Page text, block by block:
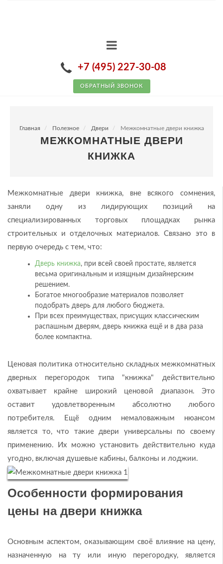
+7 (495) 227-30-08
ОБРАТНЫЙ ЗВОНОК
Главная Полезное Двери Межкомнатные двери книжка
МЕЖКОМНАТНЫЕ ДВЕРИ
КНИЖКА
Межкомнатные двери книжка, вне всякого сомнения,
заняли одну из лидирующих позиций на
специализированных торговых площадках рынка
строительных и отделочных материалов. Связано это в
первую очередь с тем, что:
Дверь книжка, при всей своей простате, является
весьма оригинальным и изящным дизайнерским
решением.
Богатое многообразие материалов позволяет
подобрать дверь для любого бюджета.
При всех преимуществах, присущих классическим
распашным дверям, дверь книжка ещё и в два раза
более компактна.
Ценовая политика относительно складных межкомнатных
дверных перегородок типа "книжка" действительно
охватывает крайне широкий ценовой диапазон. Это
оставит удовлетворенным абсолютно любого
потребителя. Ещё одним немаловажным нюансом
является то, что такие двери универсальны по своему
применению. Их можно установить действительно куда
угодно, включая душевые кабины, балконы и лоджии.
Особенности формирования
цены на двери книжка
Основным аспектом, оказывающим своё влияние на цену,
назначенную на ту или иную перегородку, является